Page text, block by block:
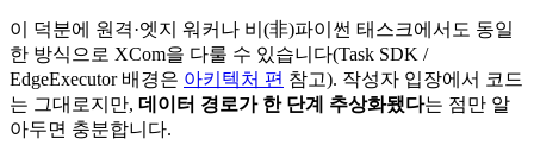
이 덕분에 원격·엣지 워커나 비(非)파이썬 태스크에서도 동일
한 방식으로 XCom을 다룰 수 있습니다(Task SDK /
EdgeExecutor 배경은 아키텍처 편 참고). 작성자 입장에서 코드
는 그대로지만, 데이터 경로가 한 단계 추상화됐다는 점만 알
아두면 충분합니다.